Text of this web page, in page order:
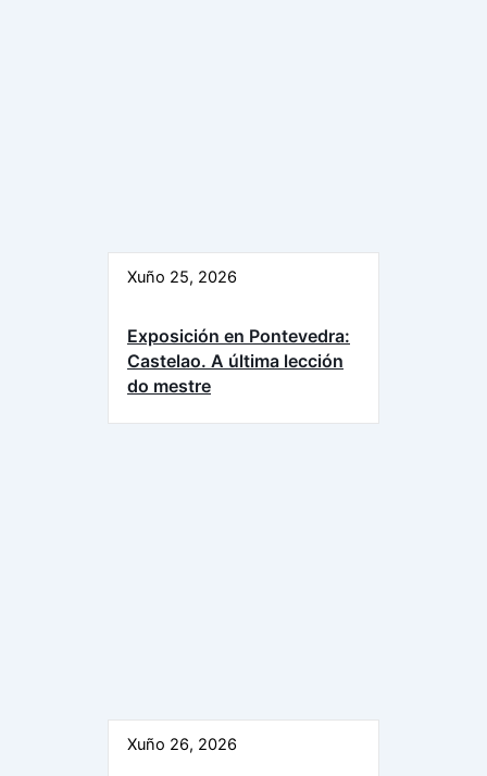
Xuño 25, 2026
Exposición en Pontevedra:
Castelao. A última lección
do mestre
Xuño 26, 2026